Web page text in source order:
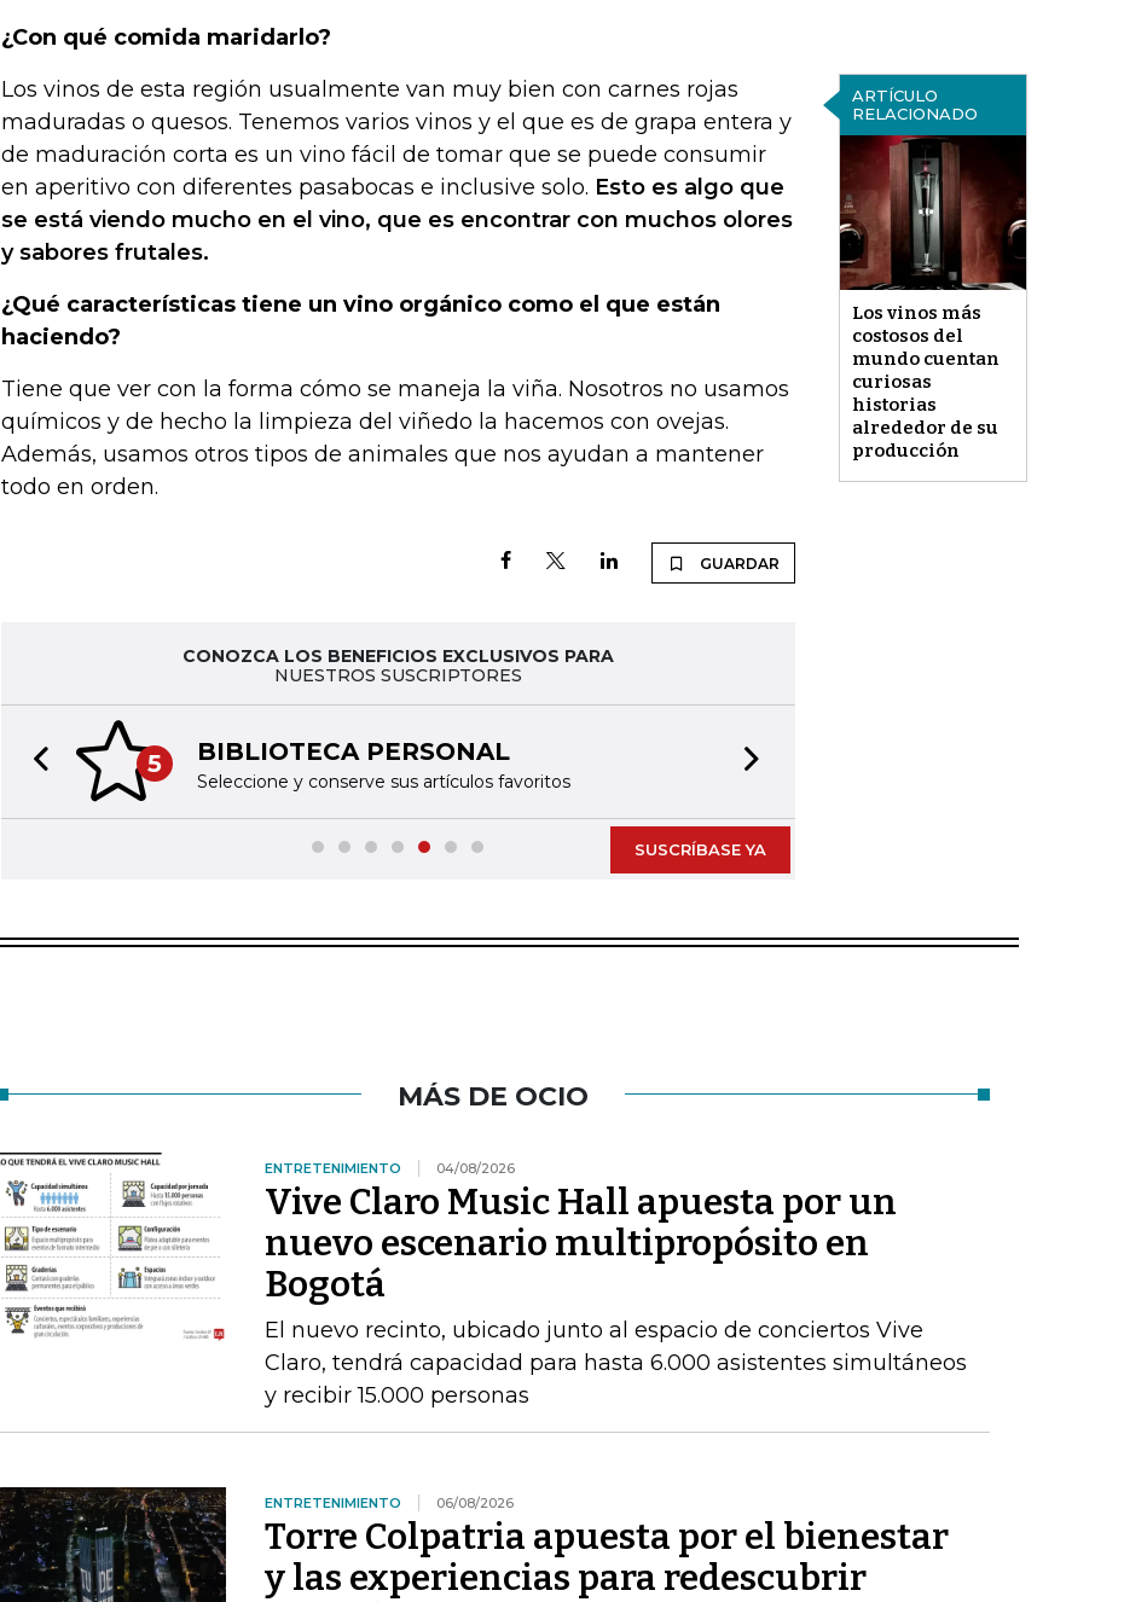
¿Con qué comida maridarlo?
ARTÍCULO
RELACIONADO
Los vinos más
costosos del
mundo cuentan
curiosas
historias
alrededor de su
producción
Los vinos de esta región usualmente van muy bien con carnes rojas
maduradas o quesos. Tenemos varios vinos y el que es de grapa entera y
de maduración corta es un vino fácil de tomar que se puede consumir
en aperitivo con diferentes pasabocas e inclusive solo. Esto es algo que
se está viendo mucho en el vino, que es encontrar con muchos olores
y sabores frutales.
¿Qué características tiene un vino orgánico como el que están
haciendo?
Tiene que ver con la forma cómo se maneja la viña. Nosotros no usamos
químicos y de hecho la limpieza del viñedo la hacemos con ovejas.
Además, usamos otros tipos de animales que nos ayudan a mantener
todo en orden.
GUARDAR
CONOZCA LOS BENEFICIOS EXCLUSIVOS PARA
NUESTROS SUSCRIPTORES
5 BIBLIOTECA PERSONAL
Seleccione y conserve sus artículos favoritos
Previous slide
SUSCRÍBASE YA
MÁS DE OCIO
ENTRETENIMIENTO 04/08/2026
Vive Claro Music Hall apuesta por un
nuevo escenario multipropósito en
Bogotá
El nuevo recinto, ubicado junto al espacio de conciertos Vive
Claro, tendrá capacidad para hasta 6.000 asistentes simultáneos
y recibir 15.000 personas
ENTRETENIMIENTO 06/08/2026
Torre Colpatria apuesta por el bienestar
y las experiencias para redescubrir